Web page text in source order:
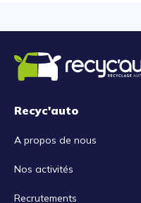
Recyc'auto
A propos de nous
Nos activités
Recrutements